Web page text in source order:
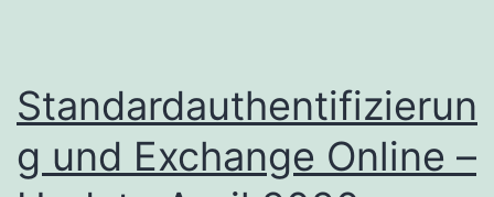
Standardauthentifizierun
g und Exchange Online –